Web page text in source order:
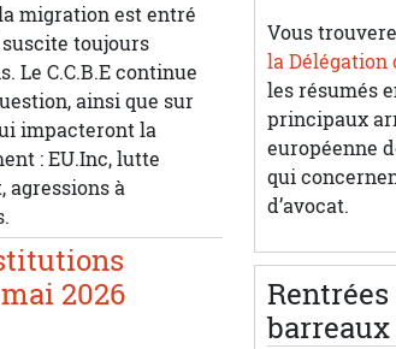
migration est entré
toujours
Le C.C.B.E continue
ainsi que sur
impacteront la
: EU.Inc, lutte
agressions à
2026
Vous
la Délégation
les résumés
principaux
européenne
qui
d’avocat.
barreaux